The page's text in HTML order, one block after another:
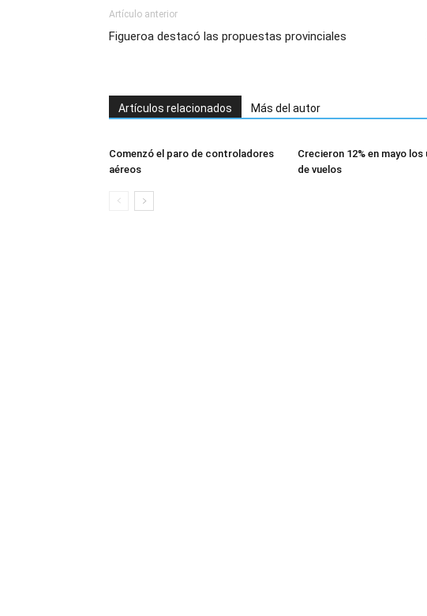
Artículo anterior
Figueroa destacó las propuestas provinciales
Artículos relacionados Más del autor
Comenzó el paro de controladores
aéreos
Crecieron 12% en mayo los
de vuelos